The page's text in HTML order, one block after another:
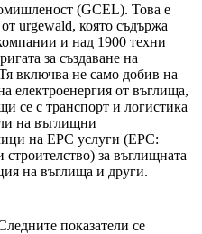
(GCEL). Това е
urgewald, която съдържа
и над 1900 техни
за създаване на
включва не само добив на
електроенергия от въглища,
се с транспорт и логистика
на въглищни
на EPC услуги (EPC:
за въглищната
на въглища и други.
показатели се